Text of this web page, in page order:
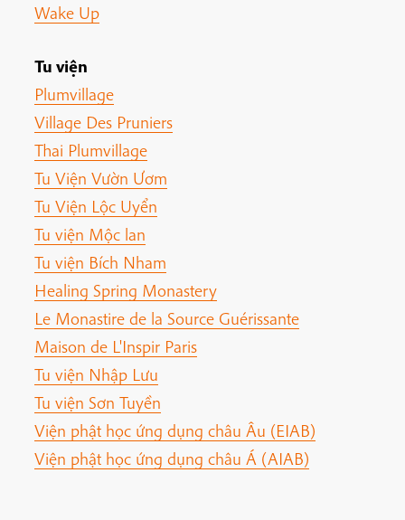
Wake Up
Tu viện
Plumvillage
Village Des Pruniers
Thai Plumvillage
Tu Viện Vườn Ươm
Tu Viện Lộc Uyển
Tu viện Mộc lan
Tu viện Bích Nham
Healing Spring Monastery
Le Monastire de la Source Guérissante
Maison de L'Inspir Paris
Tu viện Nhập Lưu
Tu viện Sơn Tuyền
Viện phật học ứng dụng châu Âu (EIAB)
Viện phật học ứng dụng châu Á (AIAB)